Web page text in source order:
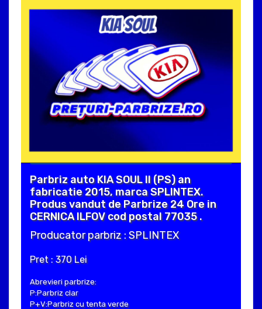
Parbriz auto KIA SOUL II (PS) an
fabricatie 2015, marca SPLINTEX.
Produs vandut de Parbrize 24 Ore in
CERNICA ILFOV cod postal 77035 .
Producator parbriz : SPLINTEX
Pret : 370 Lei
Abrevieri parbrize:
P:Parbriz clar
P+V:Parbriz cu tenta verde